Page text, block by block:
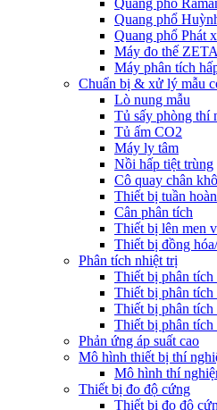
Quang phổ
Quang phổ
Quang phổ Phát
Máy đo thế ZETA
Máy phân tích
Chuẩn bị & xử lý mẫu
Lò nung mẫu
Tủ sấy phòng thí
Tủ ấm CO2
Máy ly tâm
Nồi hấp tiệt trùng
Cô quay chân
Thiết bị tuần
Cân phân tích
Thiết bị lên men
Thiết bị đồng
Phân tích nhiệt trị
Thiết bị phân
Thiết bị phân
Thiết bị phân
Thiết bị phân tích
Phản ứng áp suất cao
Mô hình thiết bị thí
Mô hình thí
Thiết bị đo độ cứng
Thiết bị đo độ